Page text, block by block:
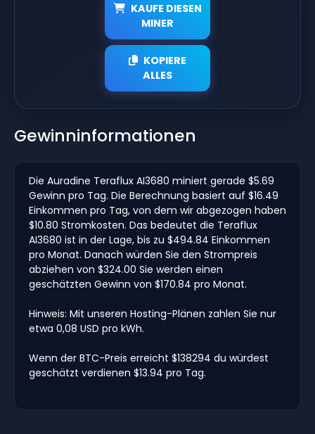
KAUFE DIESEN
MINER
KOPIERE
ALLES
Gewinninformationen
Die Auradine Teraflux AI3680 miniert gerade $5.69
Gewinn pro Tag. Die Berechnung basiert auf $16.49
Einkommen pro Tag, von dem wir abgezogen haben
$10.80 Stromkosten. Das bedeutet die Teraflux
AI3680 ist in der Lage, bis zu $494.84 Einkommen
pro Monat. Danach würden Sie den Strompreis
abziehen von $324.00 Sie werden einen
geschätzten Gewinn von $170.84 pro Monat.
Hinweis: Mit unseren Hosting-Plänen zahlen Sie nur
etwa 0,08 USD pro kWh.
Wenn der BTC-Preis erreicht $138294 du würdest
geschätzt verdienen $13.94 pro Tag.